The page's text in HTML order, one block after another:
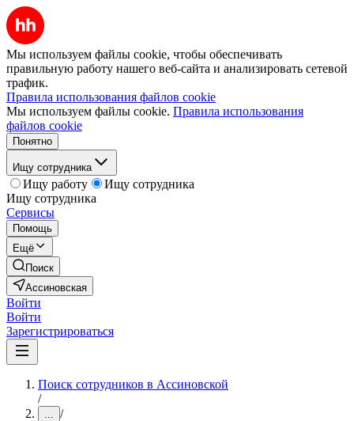
Мы используем файлы cookie, чтобы обеспечивать
правильную работу нашего веб-сайта и анализировать сетевой
трафик.
Правила использования файлов cookie
Мы используем файлы cookie. Правила использования
файлов cookie
Понятно
Ищу сотрудника
Ищу работу
Ищу сотрудника
Ищу сотрудника
Сервисы
Помощь
Ещё
Поиск
Ассиновская
Войти
Войти
Зарегистрироваться
Поиск сотрудников в Ассиновской
/
... /